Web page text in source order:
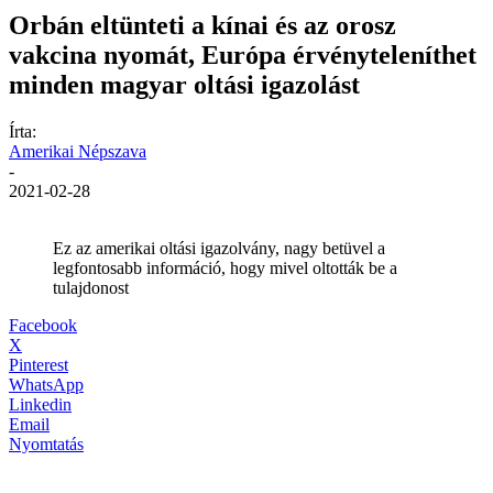
Orbán eltünteti a kínai és az orosz
vakcina nyomát, Európa érvényteleníthet
minden magyar oltási igazolást
Írta:
Amerikai Népszava
-
2021-02-28
Ez az amerikai oltási igazolvány, nagy betüvel a
legfontosabb információ, hogy mivel oltották be a
tulajdonost
Facebook
X
Pinterest
WhatsApp
Linkedin
Email
Nyomtatás